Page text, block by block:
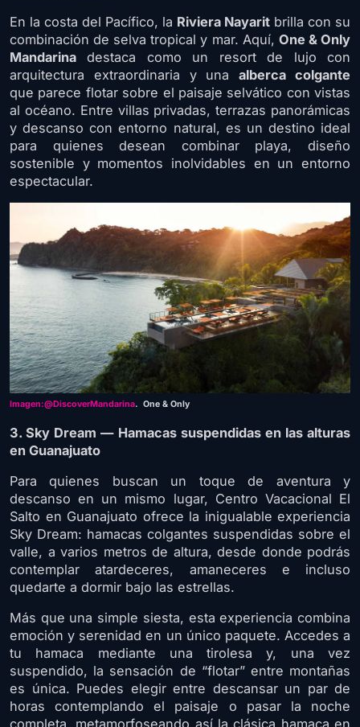
En la costa del Pacífico, la Riviera Nayarit brilla con su
combinación de selva tropical y mar. Aquí, One & Only
Mandarina destaca como un resort de lujo con
arquitectura extraordinaria y unaalberca colgante
que parece flotar sobre el paisaje selvático con vistas
al océano. Entre villas privadas, terrazas panorámicas
y descanso con entorno natural, es un destino ideal
para quienes desean combinar playa, diseño
sostenible y momentos inolvidables en un entorno
espectacular.
Imagen:@DiscoverMandarina. One & Only
3. Sky Dream — Hamacas suspendidas en las alturas
en Guanajuato
Para quienes buscan un toque de aventura y
descanso en un mismo lugar, Centro Vacacional El
Salto en Guanajuato ofrece la inigualable experiencia
Sky Dream: hamacas colgantes suspendidas sobre el
valle, a varios metros de altura, desde donde podrás
contemplar atardeceres, amaneceres e incluso
quedarte a dormir bajo las estrellas.
Más que una simple siesta, esta experiencia combina
emoción y serenidad en un único paquete. Accedes a
tu hamaca mediante una tirolesa y, una vez
suspendido, la sensación de “flotar” entre montañas
es única. Puedes elegir entre descansar un par de
horas contemplando el paisaje o pasar la noche